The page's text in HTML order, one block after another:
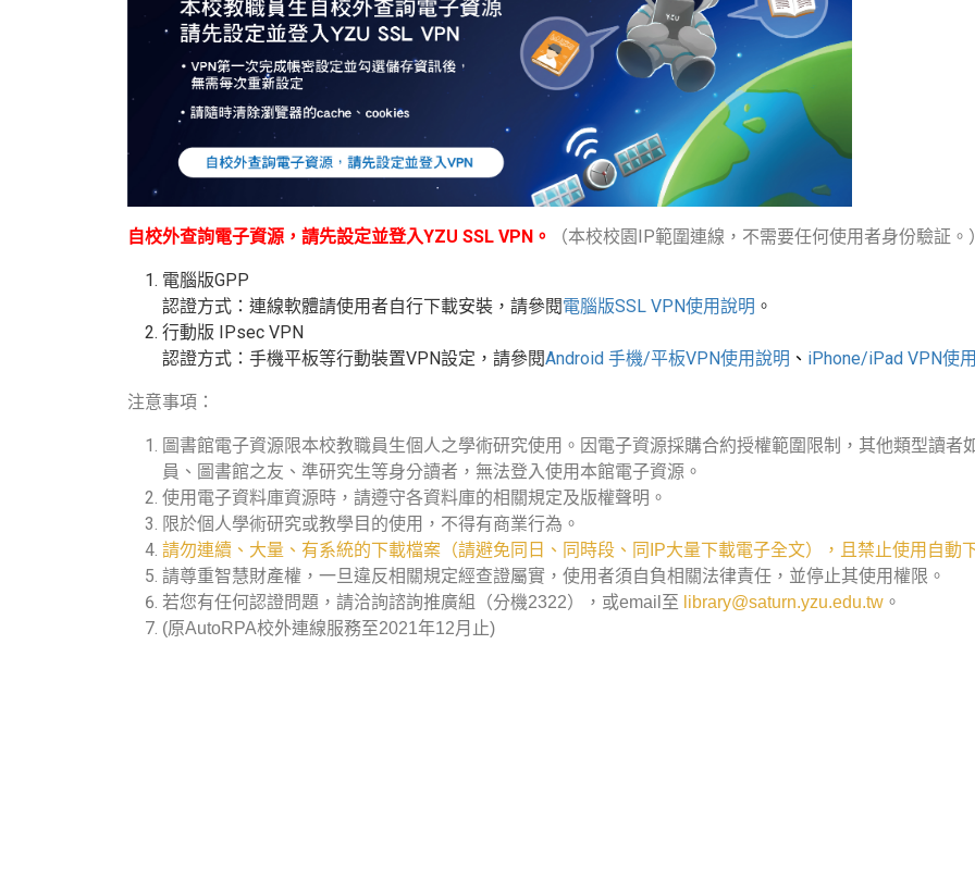
自校外查詢電子資源，請先設定並登入YZU SSL VPN。 （本校校園IP範圍連線，不需要任何使用者身份驗証。）
電腦版GPP
認證方式：連線軟體請使用者自行下載安裝，請參閱電腦版SSL VPN使用說明 。
行動版 IPsec VPN
認證方式：手機平板等行動裝置VPN設定 ，請參閱Android 手機/平板VPN使用說明 、 iPhone/iPad VPN使
注意事項：
圖書館電子資源限本校教職員生個人之學術研究使用。因電子資源採購合約授權範圍限制，其他類型讀者
員、圖書館之友、準研究生等身分讀者，無法登入使用本館電子資源。
使用電子資料庫資源時，請遵守各資料庫的相關規定及版權聲明。
限於個人學術研究或教學目的使用，不得有商業行為。
請勿連續、大量、有系統的下載檔案（請避免同日、同時段、同IP大量下載電子全文），且禁止使用自動
請尊重智慧財產權，一旦違反相關規定經查證屬實，使用者須自負相關法律責任，並停止其使用權限。
若您有任何認證問題，請洽詢諮詢推廣組（分機2322），或email至 library@saturn.yzu.edu.tw 。
(原AutoRPA校外連線服務至2021年12月止)